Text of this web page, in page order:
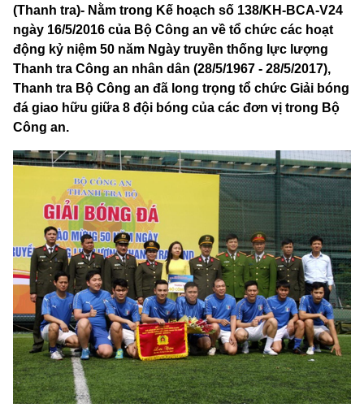
(Thanh tra)- Nằm trong Kế hoạch số 138/KH-BCA-V24
ngày 16/5/2016 của Bộ Công an về tổ chức các hoạt
động kỷ niệm 50 năm Ngày truyền thống lực lượng
Thanh tra Công an nhân dân (28/5/1967 - 28/5/2017),
Thanh tra Bộ Công an đã long trọng tổ chức Giải bóng
đá giao hữu giữa 8 đội bóng của các đơn vị trong Bộ
Công an.